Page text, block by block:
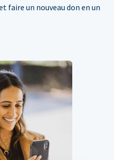
un nouveau don en un